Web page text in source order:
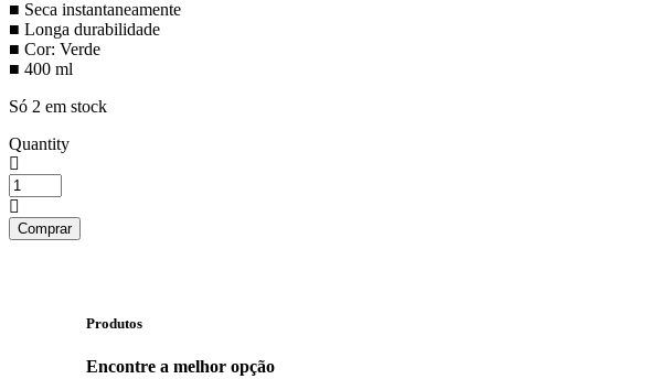
■ Seca instantaneamente
■ Longa durabilidade
■ Cor: Verde
■ ​​400 ml
Só 2 em stock
Quantity
Quantidade
de
Spray
de
Comprar
Produtos
Encontre a melhor opção